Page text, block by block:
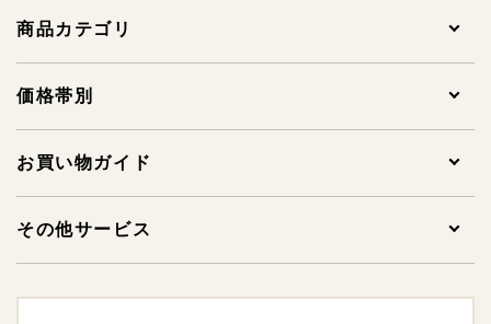
商品カテゴリ
全ての商品
贈答用明太子
家庭用明太子
その他明太子
価格帯別
1,000円未満
1,000～1,999円
2,000～2,999円
お買い物ガイド
ご注文について
支払方法・支払い時期・領収書について
その他サービス
法人様ギフトサービスについて